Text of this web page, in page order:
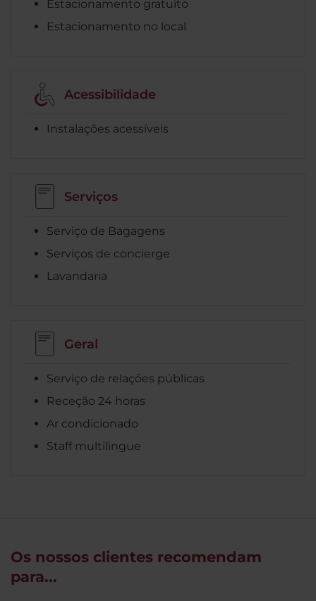
Estacionamento gratuito
Estacionamento no local
Acessibilidade
Instalações acessíveis
Serviços
Serviço de Bagagens
Serviços de concierge
Lavandaria
Geral
Serviço de relações públicas
Receção 24 horas
Ar condicionado
Staff multilingue
Os nossos clientes recomendam
para...